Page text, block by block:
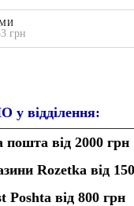
грн
відділення:
пошта від 2000 грн
Rozetka від
від 800 грн